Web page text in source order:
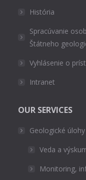
História
Spracúvanie
Štátneho
Vyhlásenie o
Intranet
OUR SERVICES
Geologické
Veda a
Monitoring,